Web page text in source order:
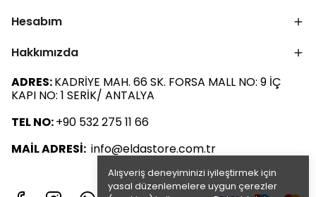
Alışveriş deneyiminizi iyileştirmek için
yasal düzenlemelere uygun çerezler
Hesabım
Hakkımızda
ADRES:KADRİYE MAH. 66 SK. FORSA MALL NO: 9 İÇ
KAPI NO: 1 SERİK/ ANTALYA
TEL NO:+90 532 275 11 66
MAİL ADRESİ: info@eldastore.com.tr